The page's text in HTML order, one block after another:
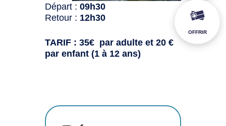
Départ :09h30
Retour : 12h30
TARIF : 35€ par adulte et 20 €
par enfant (1 à 12 ans)
OFFRIR